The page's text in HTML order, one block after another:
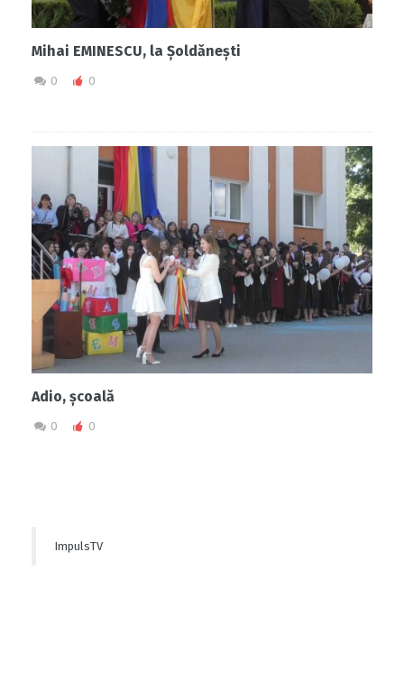
Mihai EMINESCU, la Șoldănești
0 0
Adio, școală
0 0
ImpulsTV